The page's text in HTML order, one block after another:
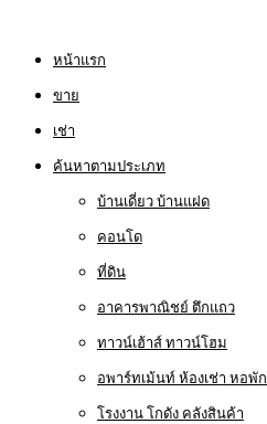
หน้าแรก
ขาย
เช่า
ค้นหาตามประเภท
บ้านเดี่ยว บ้านแฝด
คอนโด
ที่ดิน
อาคารพาณิชย์ ตึกแถว
ทาวน์เฮ้าส์ ทาวน์โฮม
อพาร์ทเม้นท์ ห้องเช่า หอพัก
โรงงาน โกดัง คลังสินค้า